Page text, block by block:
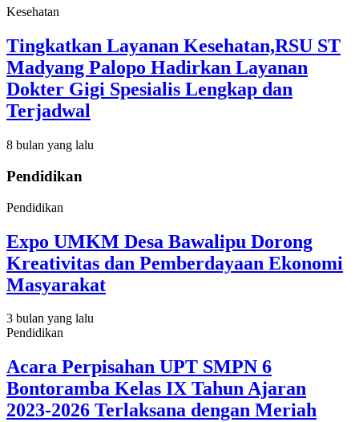
Kesehatan
Tingkatkan Layanan Kesehatan,RSU ST
Madyang Palopo Hadirkan Layanan
Dokter Gigi Spesialis Lengkap dan
Terjadwal
8 bulan yang lalu
Pendidikan
Pendidikan
Expo UMKM Desa Bawalipu Dorong
Kreativitas dan Pemberdayaan Ekonomi
Masyarakat
3 bulan yang lalu
Pendidikan
Acara Perpisahan UPT SMPN 6
Bontoramba Kelas IX Tahun Ajaran
2023-2026 Terlaksana dengan Meriah